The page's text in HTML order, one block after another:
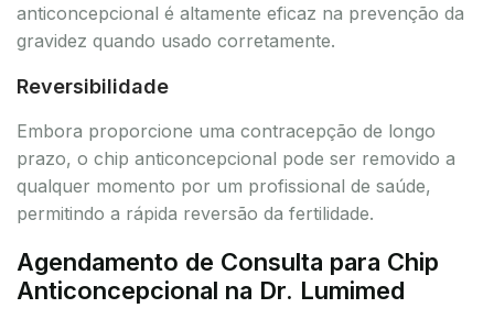
anticoncepcional é altamente eficaz na prevenção da
gravidez quando usado corretamente.
Reversibilidade
Embora proporcione uma contracepção de longo
prazo, o chip anticoncepcional pode ser removido a
qualquer momento por um profissional de saúde,
permitindo a rápida reversão da fertilidade.
Agendamento de Consulta para Chip
Anticoncepcional na Dr. Lumimed